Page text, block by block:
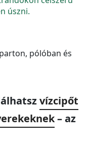
úszni.
vízcipőt
– az